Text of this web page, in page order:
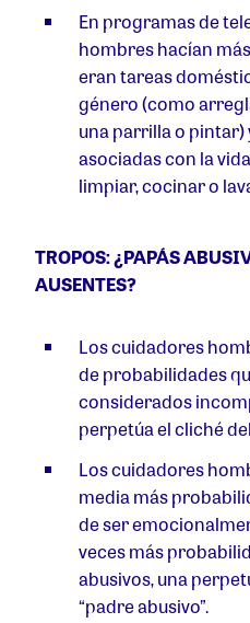
En programas de
hombres hacían
eran tareas
género (como
una parrilla o
asociadas con la
limpiar, cocinar o
TROPOS: ¿PAPÁS
AUSENTES?
Los cuidadores
de probabilidades
considerados
perpetúa el cliché
Los cuidadores
media más
de ser
veces más
abusivos, una
“padre abusivo”.